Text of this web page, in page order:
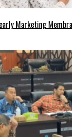
Marketing